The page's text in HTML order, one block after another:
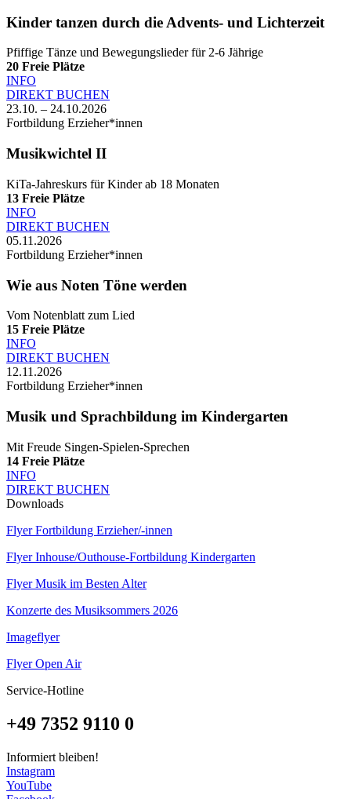
Kinder tanzen durch die Advents- und Lichterzeit
Pfiffige Tänze und Bewegungslieder für 2-6 Jährige
20 Freie Plätze
INFO
DIREKT BUCHEN
23.10. – 24.10.2026
Fortbildung Erzieher*innen
Musikwichtel II
KiTa-Jahreskurs für Kinder ab 18 Monaten
13 Freie Plätze
INFO
DIREKT BUCHEN
05.11.2026
Fortbildung Erzieher*innen
Wie aus Noten Töne werden
Vom Notenblatt zum Lied
15 Freie Plätze
INFO
DIREKT BUCHEN
12.11.2026
Fortbildung Erzieher*innen
Musik und Sprachbildung im Kindergarten
Mit Freude Singen-Spielen-Sprechen
14 Freie Plätze
INFO
DIREKT BUCHEN
Downloads
Flyer Fortbildung Erzieher/-innen
Flyer Inhouse/Outhouse-Fortbildung Kindergarten
Flyer Musik im Besten Alter
Konzerte des Musiksommers 2026
Imageflyer
Flyer Open Air
Service-Hotline
+49 7352 9110 0
Informiert bleiben!
Instagram
YouTube